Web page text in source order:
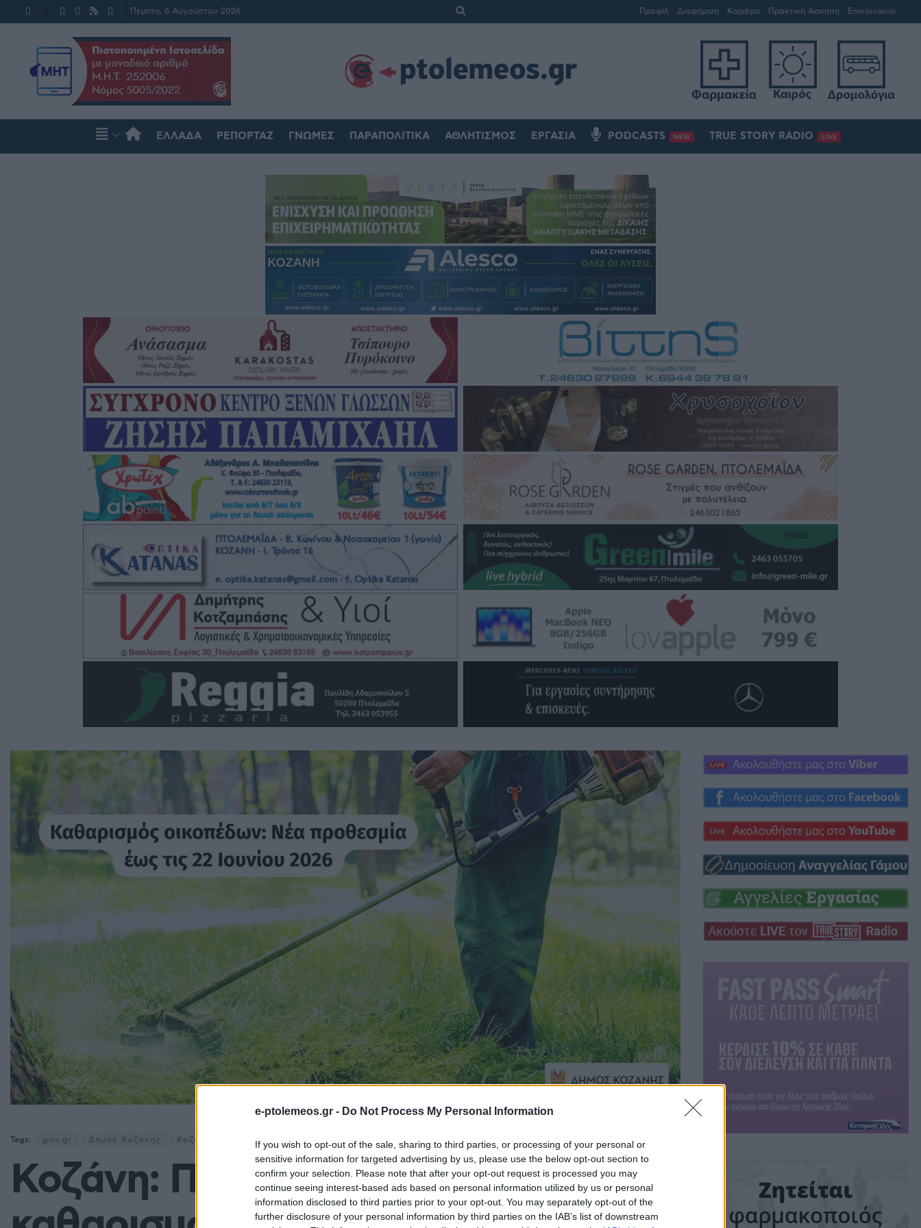
e-ptolemeos.gr - Do Not Process My Personal Information
If you wish to opt-out of the sale, sharing to third parties, or processing of your personal or
sensitive information for targeted advertising by us, please use the below opt-out section to
confirm your selection. Please note that after your opt-out request is processed you may
continue seeing interest-based ads based on personal information utilized by us or personal
information disclosed to third parties prior to your opt-out. You may separately opt-out of the
further disclosure of your personal information by third parties on the IAB’s list of downstream
Πέμπτη, 6 Αυγούστου 2026 Προφίλ Διαφήμιση Καριέρα Πρακτική Άσκηση Επικοινωνία
ΕΛΛΆΔΑ ΡΕΠΟΡΤΆΖ ΓΝΏΜΕΣ ΠΑΡΑΠΟΛΙΤΙΚΆ ΑΘΛΗΤΙΣΜΌΣ ΕΡΓΑΣΊΑ PODCASTS NEW TRUE STORY RADIO LIVE
Tags: gov.gr Δήμος Κοζάνης Κοζάνη Πυροσβεστική Υπηρεσία
Κοζάνη: Παράταση για τον